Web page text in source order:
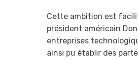
Cette ambition est
président américain
entreprises
ainsi pu établir des